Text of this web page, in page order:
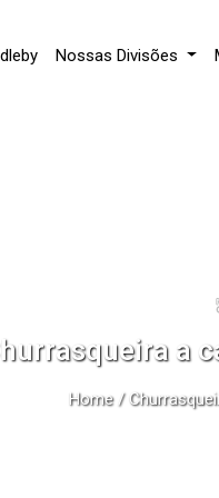
Nossas Divisões
a
Home/